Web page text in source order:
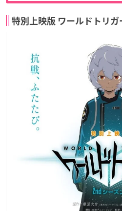
特別上映版 ワールドトリ